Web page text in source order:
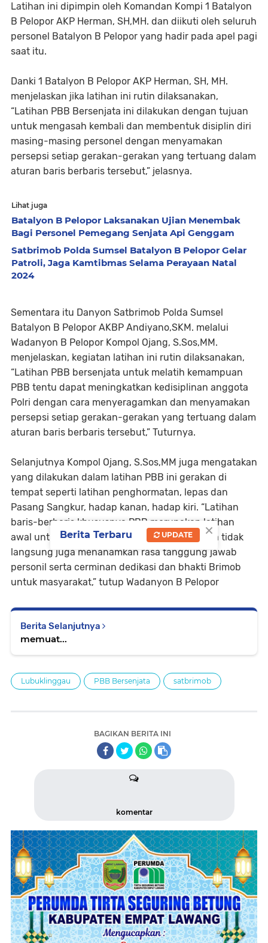
Latihan ini dipimpin oleh Komandan Kompi 1 Batalyon
B Pelopor AKP Herman, SH,MH. dan diikuti oleh seluruh
personel Batalyon B Pelopor yang hadir pada apel pagi
saat itu.
Danki 1 Batalyon B Pelopor AKP Herman, SH, MH.
menjelaskan jika latihan ini rutin dilaksanakan,
“Latihan PBB Bersenjata ini dilakukan dengan tujuan
untuk mengasah kembali dan membentuk disiplin diri
masing-masing personel dengan menyamakan
persepsi setiap gerakan-gerakan yang tertuang dalam
aturan baris berbaris tersebut,” jelasnya.
Lihat juga
Batalyon B Pelopor Laksanakan Ujian Menembak
Bagi Personel Pemegang Senjata Api Genggam
Satbrimob Polda Sumsel Batalyon B Pelopor Gelar
Patroli, Jaga Kamtibmas Selama Perayaan Natal
2024
Sementara itu Danyon Satbrimob Polda Sumsel
Batalyon B Pelopor AKBP Andiyano,SKM. melalui
Wadanyon B Pelopor Kompol Ojang, S.Sos,MM.
menjelaskan, kegiatan latihan ini rutin dilaksanakan,
“Latihan PBB bersenjata untuk melatih kemampuan
PBB tentu dapat meningkatkan kedisiplinan anggota
Polri dengan cara menyeragamkan dan menyamakan
persepsi setiap gerakan-gerakan yang tertuang dalam
aturan baris berbaris tersebut,” Tuturnya.
Selanjutnya Kompol Ojang, S.Sos,MM juga mengatakan
yang dilakukan dalam latihan PBB ini gerakan di
tempat seperti latihan penghormatan, lepas dan
Pasang Sangkur, hadap kanan, hadap kiri. “Latihan
baris-berbaris khususnya PBB merupakan latihan
awal untuk bela negara, latihan PBB ini secara tidak
langsung juga menanamkan rasa tanggung jawab
personil serta cerminan dedikasi dan bhakti Brimob
untuk masyarakat,” tutup Wadanyon B Pelopor
Berita Selanjutnya
memuat...
Lubuklinggau PBB Bersenjata satbrimob
BAGIKAN BERITA INI
komentar
×
Berita Terbaru UPDATE